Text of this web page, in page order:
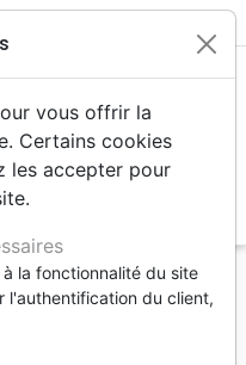
noire - couverture
vous offrir la
Certains cookies
les accepter pour
la fonctionnalité du site
l'authentification du client,